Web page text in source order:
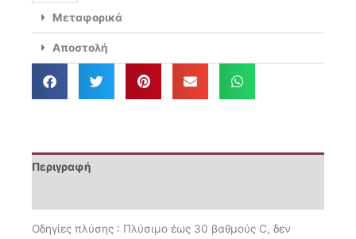
Μεταφορικά
Αποστολή
Περιγραφή
Οδηγίες πλύσης : Πλύσιμο έως 30 βαθμούς C, δεν